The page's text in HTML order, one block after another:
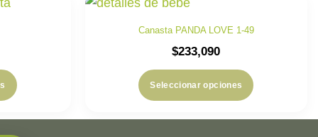
Canasta PANDA LOVE 1-49
$233,090
Seleccionar opciones